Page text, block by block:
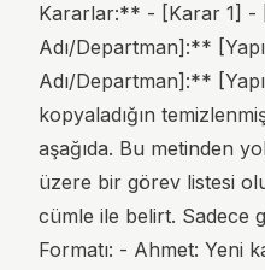
Kararlar:** - [Karar 1]
Adı/Departman]:**
Adı/Departman]:**
kopyaladığın
aşağıda. Bu metinden
üzere bir görev listesi
cümle ile belirt. Sadece
Formatı: - Ahmet: Yeni